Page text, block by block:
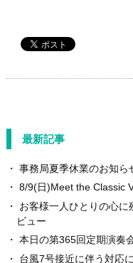
最新記事
事務局夏季休業のお知ら
8/9(日)Meet the Classic
お客様一人ひとりの心に
ビュー
本日の第365回定期演奏
台風7号接近に伴う対応